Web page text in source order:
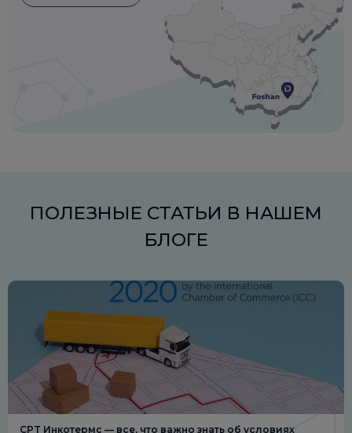
ПОЛЕЗНЫЕ СТАТЬИ В НАШЕМ
БЛОГЕ
CPT Инкотермс — все, что важно знать об условиях